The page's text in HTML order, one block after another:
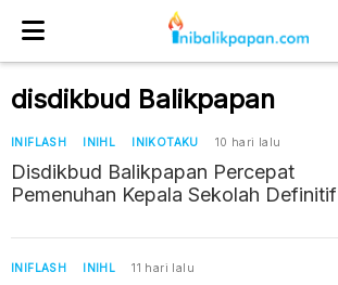
disdikbud Balikpapan
INIFLASH INIHL INIKOTAKU 10 hari lalu
Disdikbud Balikpapan Percepat
Pemenuhan Kepala Sekolah Definitif
INIFLASH INIHL 11 hari lalu